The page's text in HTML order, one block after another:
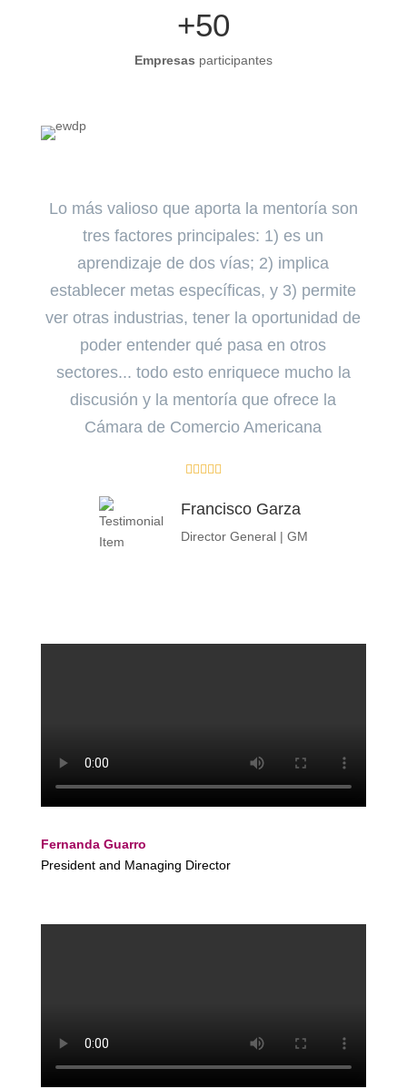
+50
Empresas participantes
Lo más valioso que aporta la mentoría son
tres factores principales: 1) es un
aprendizaje de dos vías; 2) implica
establecer metas específicas, y 3) permite
ver otras industrias, tener la oportunidad de
poder entender qué pasa en otros
sectores... todo esto enriquece mucho la
discusión y la mentoría que ofrece la
Cámara de Comercio Americana

Francisco Garza
Director General | GM
Fernanda Guarro
President and Managing Director